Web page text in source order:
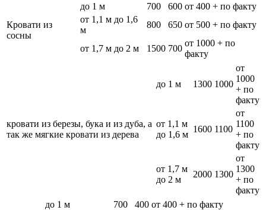
Кровати из
сосны
до 1 м 700 600 от 400 + по факту
от 1,1 м до 1,6
м
800 650 от 500 + по факту
от 1,7 м до 2 м 1500 700
от 1000 + по
факту
кровати из березы, бука и из дуба, а
так же мягкие кровати из дерева
до 1 м 1300 1000
от
1000
+ по
факту
от 1,1 м
до 1,6 м
1600 1100
от
1100
+ по
факту
от 1,7 м
до 2 м
2000 1300
от
1300
+ по
факту
до 1 м 700 400 от 400 + по факту